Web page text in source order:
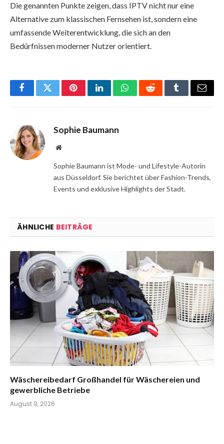
Die genannten Punkte zeigen, dass IPTV nicht nur eine
Alternative zum klassischen Fernsehen ist, sondern eine
umfassende Weiterentwicklung, die sich an den
Bedürfnissen moderner Nutzer orientiert.
FacebookTwitterPinterestLinkedInWhatsAppRedditTumblrEmail
Sophie Baumann
Website
Sophie Baumann ist Mode- und Lifestyle-Autorin
aus Düsseldorf. Sie berichtet über Fashion-Trends,
Events und exklusive Highlights der Stadt.
ÄHNLICHE BEITRÄGE
Wäschereibedarf Großhandel für Wäschereien und
gewerbliche Betriebe
August 9, 2026